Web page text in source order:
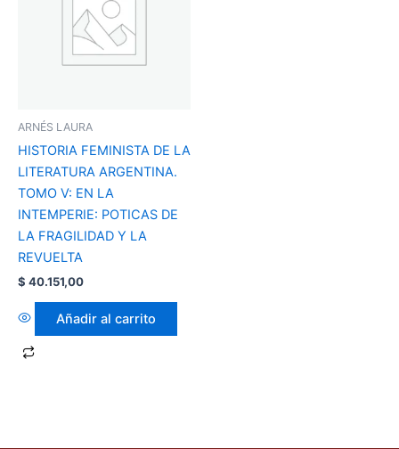
ARNÉS LAURA
HISTORIA FEMINISTA DE LA
LITERATURA ARGENTINA.
TOMO V: EN LA
INTEMPERIE: POTICAS DE
LA FRAGILIDAD Y LA
REVUELTA
$ 40.151,00
Añadir al carrito